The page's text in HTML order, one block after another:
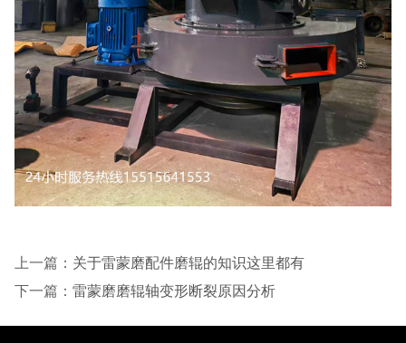
上一篇： 关于雷蒙磨配件磨辊的知识这里都有
下一篇： 雷蒙磨磨辊轴变形断裂原因分析